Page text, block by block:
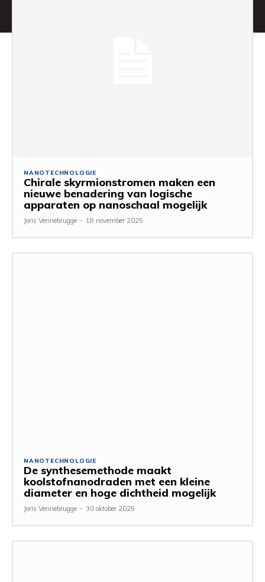
NANOTECHNOLOGIE
Chirale skyrmionstromen maken een
nieuwe benadering van logische
apparaten op nanoschaal mogelijk
Joris Vennebrugge - 18 november 2025
NANOTECHNOLOGIE
De synthesemethode maakt
koolstofnanodraden met een kleine
diameter en hoge dichtheid mogelijk
Joris Vennebrugge - 30 oktober 2025